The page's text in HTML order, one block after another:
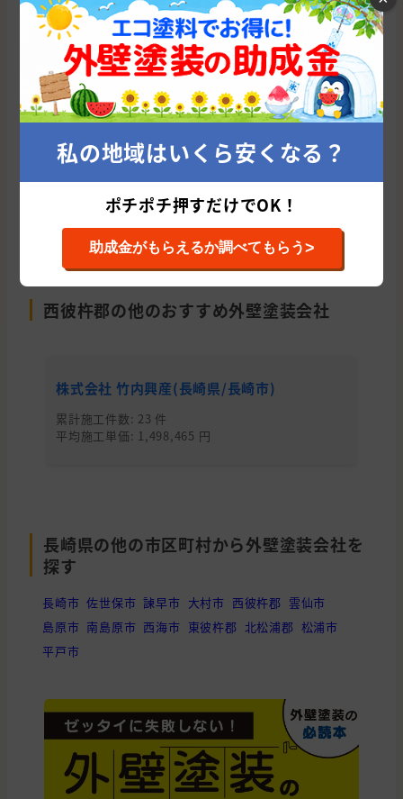
とりあえず、外壁塗装の適正価格診断から始
めてみませんか？
たった10秒であなたに会う優良塗
今すぐ適正相場をチェックする
西彼杵郡の他のおすすめ外壁塗装会社
株式会社 竹内興産(長崎県/長崎市)
累計施工件数: 23 件
平均施工単価: 1,498,465 円
長崎県の他の市区町村から外壁塗装会社を
探す
長崎市 佐世保市 諫早市 大村市 西彼杵郡 雲仙市
島原市 南島原市 西海市 東彼杵郡 北松浦郡 松浦市
平戸市
私の地域はいくら安くなる？
ポチポチ押すだけでOK！
助成金がもらえるか調べてもらう>